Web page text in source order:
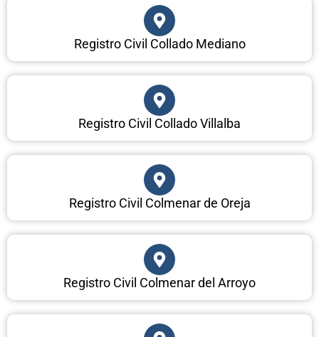
Registro Civil Collado Mediano
Registro Civil Collado Villalba
Registro Civil Colmenar de Oreja
Registro Civil Colmenar del Arroyo